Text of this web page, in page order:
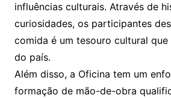
influências culturais. Através de
curiosidades, os participantes
comida é um tesouro cultural
do país.
Além disso, a Oficina tem um
formação de mão-de-obra